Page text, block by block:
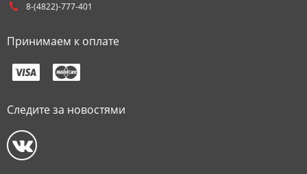
8-(4822)-777-401
Принимаем к оплате
Следите за новостями